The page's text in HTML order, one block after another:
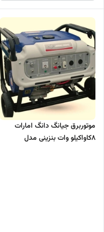
موتوربرق جیانگ دانگ امارات
8کاواکیلو وات بنزینی مدل